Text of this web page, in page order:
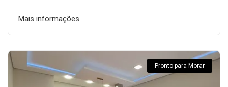
Mais informações
Pronto para Morar